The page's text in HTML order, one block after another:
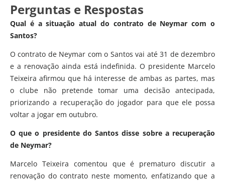
Perguntas e Respostas
Qual é a situação atual do contrato de Neymar com o
Santos?
O contrato de Neymar com o Santos vai até 31 de dezembro
e a renovação ainda está indefinida. O presidente Marcelo
Teixeira afirmou que há interesse de ambas as partes, mas
o clube não pretende tomar uma decisão antecipada,
priorizando a recuperação do jogador para que ele possa
voltar a jogar em outubro.
O que o presidente do Santos disse sobre a recuperação
de Neymar?
Marcelo Teixeira comentou que é prematuro discutir a
renovação do contrato neste momento, enfatizando que a